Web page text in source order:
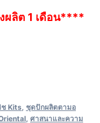
ผลิต 1 เดือน****
Kits, ชุดปักผลิตตามอ
, ศาสนาและความ